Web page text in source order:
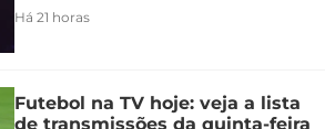
Há 21 horas
Futebol na TV hoje: veja a lista
de transmissões da quinta-feira